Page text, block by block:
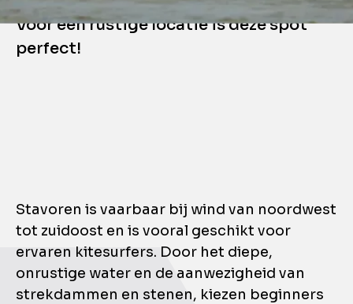
Voor een rustige locatie is deze spot
perfect!
Stavoren is vaarbaar bij wind van noordwest
tot zuidoost en is vooral geschikt voor
ervaren kitesurfers. Door het diepe,
onrustige water en de aanwezigheid van
strekdammen en stenen, kiezen beginners